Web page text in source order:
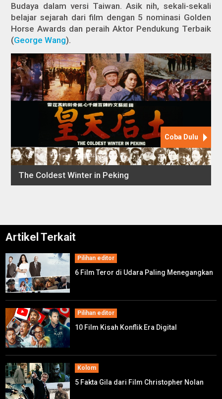
Budaya dalam versi Taiwan. Asik nih, sekali-sekali
belajar sejarah dari film dengan 5 nominasi Golden
Horse Awards dan peraih Aktor Pendukung Terbaik
(George Wang).
Artikel Terkait
Pilihan editor
6 Film Teror di Udara Paling Menegangkan
Pilihan editor
10 Film Kisah Konflik Era Digital
Kolom
5 Fakta Gila dari Film Christopher Nolan